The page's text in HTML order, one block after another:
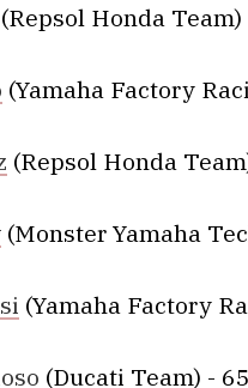
(Repsol Honda
(Yamaha Factory
(Repsol Honda
(Monster Yamaha
(Yamaha Factory
(Ducati Team) - 65